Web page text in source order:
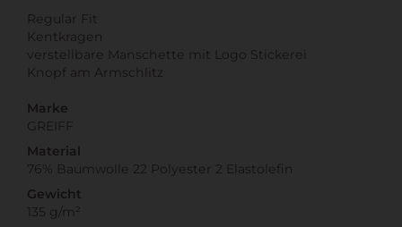
Regular Fit
Kentkragen
verstellbare Manschette mit Logo Stickerei
Knopf am Armschlitz
Marke
GREIFF
Material
76% Baumwolle 22 Polyester 2 Elastolefin
Gewicht
135 g/m²